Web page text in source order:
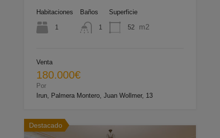
Habitaciones
1
Baños
1
Superficie
52 m2
Venta
180.000€
Por
Irun, Palmera Montero, Juan Wollmer, 13
Destacado